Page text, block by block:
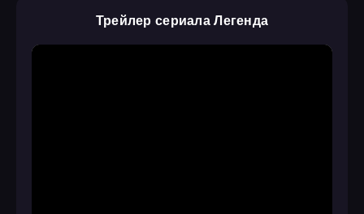
Трейлер сериала Легенда